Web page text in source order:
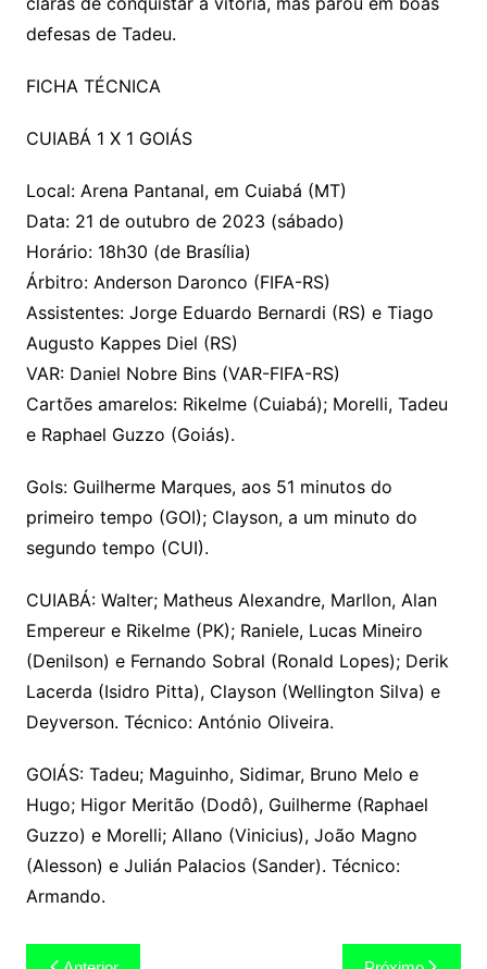
defesas de Tadeu.
FICHA TÉCNICA
CUIABÁ 1 X 1 GOIÁS
Local: Arena Pantanal, em Cuiabá (MT)
Data: 21 de outubro de 2023 (sábado)
Horário: 18h30 (de Brasília)
Árbitro: Anderson Daronco (FIFA-RS)
Assistentes: Jorge Eduardo Bernardi (RS) e Tiago
Augusto Kappes Diel (RS)
VAR: Daniel Nobre Bins (VAR-FIFA-RS)
Cartões amarelos: Rikelme (Cuiabá); Morelli, Tadeu
e Raphael Guzzo (Goiás).
Gols: Guilherme Marques, aos 51 minutos do
primeiro tempo (GOI); Clayson, a um minuto do
segundo tempo (CUI).
CUIABÁ: Walter; Matheus Alexandre, Marllon, Alan
Empereur e Rikelme (PK); Raniele, Lucas Mineiro
(Denilson) e Fernando Sobral (Ronald Lopes); Derik
Lacerda (Isidro Pitta), Clayson (Wellington Silva) e
Deyverson. Técnico: António Oliveira.
GOIÁS: Tadeu; Maguinho, Sidimar, Bruno Melo e
Hugo; Higor Meritão (Dodô), Guilherme (Raphael
Guzzo) e Morelli; Allano (Vinicius), João Magno
(Alesson) e Julián Palacios (Sander). Técnico:
Armando.
Navegação